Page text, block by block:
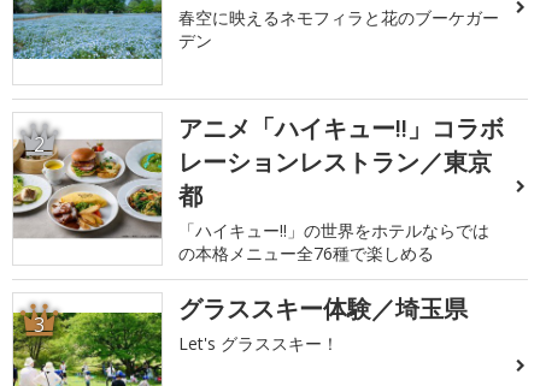
春空に映えるネモフィラと花のブーケガー
デン
2
アニメ「ハイキュー!!」コラボ
レーションレストラン／東京
都
「ハイキュー!!」の世界をホテルならでは
の本格メニュー全76種で楽しめる
3 グラススキー体験／埼玉県
Let's グラススキー！